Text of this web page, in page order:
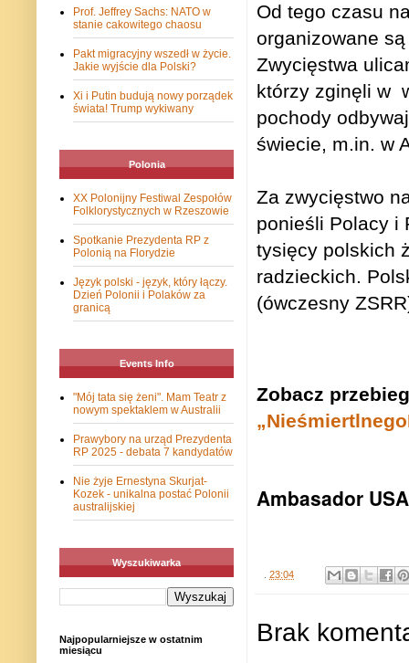
Od tego czasu
organizowane
Zwycięstwa
którzy zginęli w
pochody
świecie, m.in. w
Za zwycięstwo
ponieśli Polacy i
tysięcy polskich
radzieckich.
(ówczesny
Zobacz
Ambasador
23:04
Brak
Prof. Jeffrey Sachs: NATO w
stanie cakowitego chaosu
Pakt migracyjny wszedł w życie.
Jakie wyjście dla Polski?
Xi i Putin budują nowy porządek
świata! Trump wykiwany
Polonia
XX Polonijny Festiwal Zespołów
Folklorystycznych w Rzeszowie
Spotkanie Prezydenta RP z
Polonią na Florydzie
Język polski - język, który łączy.
Dzień Polonii i Polaków za
granicą
Events Info
"Mój tata się żeni". Mam Teatr z
nowym spektaklem w Australii
Prawybory na urząd Prezydenta
RP 2025 - debata 7 kandydatów
Nie żyje Ernestyna Skurjat-
Kozek - unikalna postać Polonii
australijskiej
Wyszukiwarka
Najpopularniejsze w ostatnim
miesiącu